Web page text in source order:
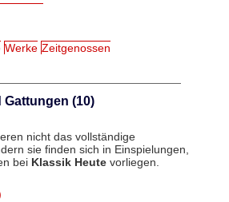
Werke Zeitgenossen
Gattungen (10)
nicht das vollständige
sie finden sich in Einspielungen,
bei Klassik Heutevorliegen.